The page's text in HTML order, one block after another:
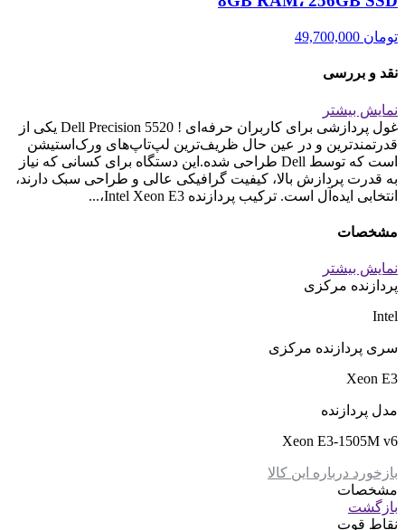
تومان
نقد و بررسی
نمایش بیشتر
غول پردازشی برای کاربران حرفه‌ای ! Dell Precision 5520 یکی از
قدرتمندترین و در عین حال ظریف‌ترین لپ‌تاپ‌های ورک‌استیشن
است که توسط Dell طراحی شده.این دستگاه برای کسانی که نیاز
به قدرت پردازش بالا، کیفیت گرافیکی عالی و طراحی سبک دارند،
انتخابی ایده‌آل است. ترکیب پردازنده Intel Xeon E3،...
مشخصات
نمایش بیشتر
پردازنده مرکزی
Intel
سری پردازنده مرکزی
Xeon E3
مدل پردازنده
Xeon E3-1505M v6
بازخورد درباره این کالا
مشخصات
بازگشت
نقاط قوت